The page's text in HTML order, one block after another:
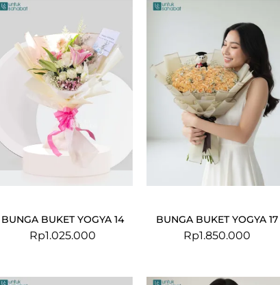
BUNGA BUKET YOGYA 14
Rp1.025.000
BUNGA BUKET YOGYA 17
Rp1.850.000